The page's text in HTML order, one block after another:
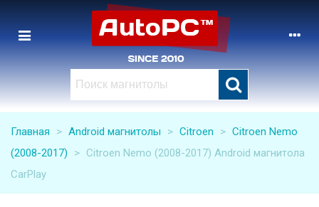
Главная > Android магнитолы > Citroen > Citroen Nemo
(2008-2017)
> Citroen Nemo (2008-2017) Android магнитола
CarPlay